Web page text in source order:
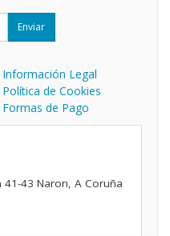
Enviar
Información Legal
Política de Cookies
Formas de Pago
41-43 Naron, A Coruña